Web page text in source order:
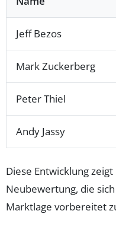
Jeff Bezos
Mark Zuckerberg
Peter Thiel
Andy Jassy
Diese Entwicklung
Neubewertung, die
Marktlage vorbereitet